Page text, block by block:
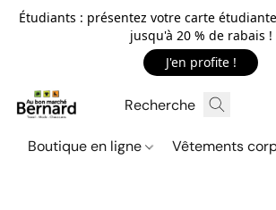
Étudiants : présentez votre carte
jusqu'à 20 % de rabais !
J'en profite !
Boutique en ligne Vêtements